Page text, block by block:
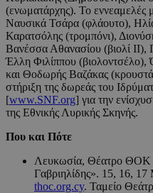
(ενωματάρχης). To εννεαμελές
Ναυσικά Τσάρα (φλάουτο),
Καρατσόλης (τρομπόνι),
Βανέσσα Αθανασίου (βιολί ΙΙ),
Έλλη Φιλίππου
και Θοδωρής Βαζάκας
στήριξη της δωρεάς του
[www.SNF.org] για την
της Εθνικής Λυρικής Σκηνής.
Που και Πότε
Λευκωσία, Θέατρο ΘΟΚ
Γαβριηλίδης». 15, 16,
thoc.org.cy. Ταμείο